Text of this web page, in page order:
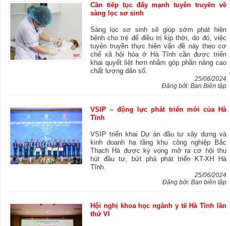
Cần tiếp tục đẩy mạnh tuyên truyền về
sàng lọc sơ sinh
Sàng lọc sơ sinh sẽ giúp sớm phát hiện
bệnh cho trẻ để điều trị kịp thời, do đó, việc
tuyên truyền thực hiện vấn đề này theo cơ
chế xã hội hóa ở Hà Tĩnh cần được triển
khai quyết liệt hơn nhằm góp phần nâng cao
chất lượng dân số.
25/06/2024
Đăng bởi: Ban Biên tập
VSIP – động lực phát triển mới của Hà
Tĩnh
VSIP triển khai Dự án đầu tư xây dựng và
kinh doanh hạ tầng khu công nghiệp Bắc
Thạch Hà được kỳ vọng mở ra cơ hội thu
hút đầu tư, bứt phá phát triển KT-XH Hà
Tĩnh.
25/06/2024
Đăng bởi: Ban biên tập
Hội nghị khoa học ngành y tế Hà Tĩnh lần
thứ VI